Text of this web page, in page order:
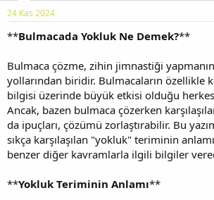
b
a
ş
t
a
n
g
ç
r
i
h
i
24 Kas 2024
**Bulmacada Yokluk Ne Demek?**
Bulmaca çözme, zihin jimnastiği
yollarından biridir. Bulmacaların özellikle
bilgisi üzerinde büyük etkisi olduğu
Ancak, bazen bulmaca çözerken
da ipuçları, çözümü zorlaştırabilir. Bu
sıkça karşılaşılan "yokluk" teriminin
benzer diğer kavramlarla ilgili bilgiler
**Yokluk Teriminin Anlamı**